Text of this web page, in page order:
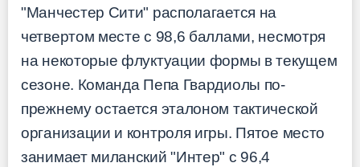
"Манчестер Сити" располагается на
четвертом месте с 98,6 баллами, несмотря
на некоторые флуктуации формы в текущем
сезоне. Команда Пепа Гвардиолы по-
прежнему остается эталоном тактической
организации и контроля игры. Пятое место
занимает миланский "Интер" с 96,4